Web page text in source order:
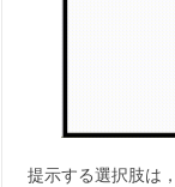
提示する選択肢は